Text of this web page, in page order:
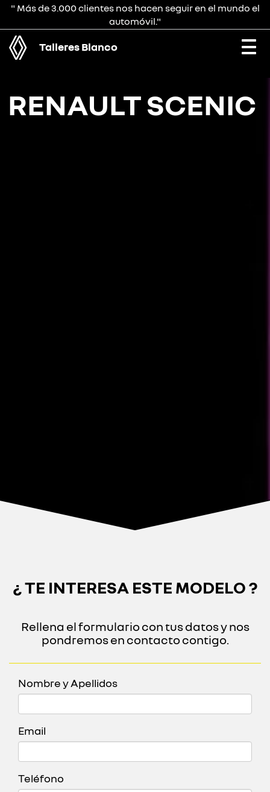
" Más de 3.000 clientes nos hacen seguir en el mundo el
automóvil."
Talleres Blanco
RENAULT SCENIC
¿ TE INTERESA ESTE MODELO ?
Rellena el formulario con tus datos y nos
pondremos en contacto contigo.
Nombre y Apellidos
Email
Teléfono